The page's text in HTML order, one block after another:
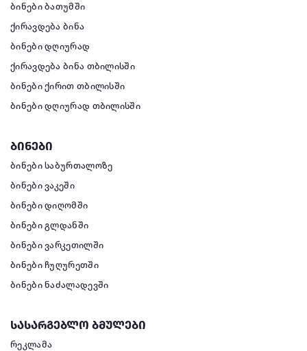
ბინები ბათუმში
ქირავდება ბინა
ბინები დღიურად
ქირავდება ბინა თბილისში
ბინები ქირით თბილისში
ბინები დღიურად თბილისში
ბინები
ბინები საბურთალოზე
ბინები ვაკეში
ბინები დიღომში
ბინები გლდანში
ბინები ვარკეთილში
ბინები ჩუღურეთში
ბინები ნაძალადევში
სასარგებლო ბმულები
რეკლამა